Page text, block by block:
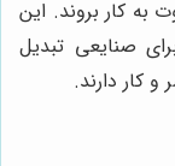
به کار بروند. این
صنایعی تبدیل
کار دارند.